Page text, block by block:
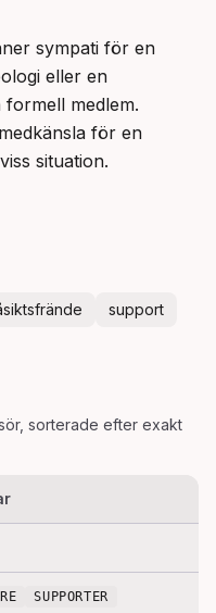
sympati för en
eller en
medlem.
för en
situation.
support
, sorterade efter exakt
SUPPORTER